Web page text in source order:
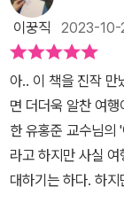
에도 제가 교토와
게 읽어보길 권했
구나를 느낄 수 있
보다는 어느정도 난
대한 경종을 울려주
터넷에서 볼 수 있
이드북과는 내용의
타내는 의미, 그에
이꿍직 2023-10-
아.. 이 책을 진작 만
면 더더욱 알찬 여
한 유홍준 교수님의
라고 하지만 사실
대하기는 하다. 하